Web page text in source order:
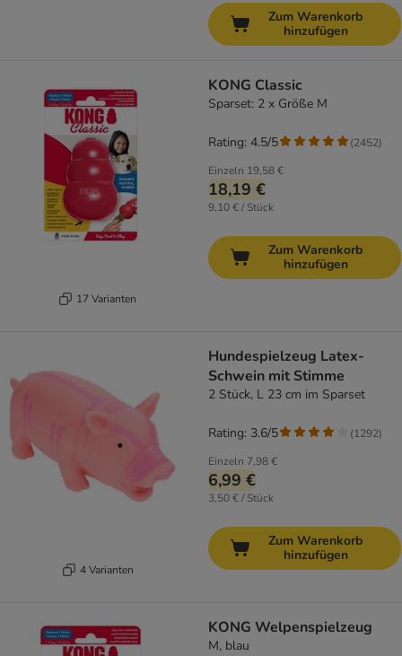
Zum Warenkorb
hinzufügen
17 Varianten
KONG Classic
Sparset: 2 x Größe M
Einzeln 19,58 €
18,19 €
9,10 € / Stück
Rating: 4.5/5 (2452)
Zum Warenkorb
hinzufügen
4 Varianten
Hundespielzeug Latex-
Schwein mit Stimme
2 Stück, L 23 cm im Sparset
Einzeln 7,98 €
6,99 €
3,50 € / Stück
Rating: 3.6/5 (1292)
Zum Warenkorb
hinzufügen
KONG Welpenspielzeug
M, blau